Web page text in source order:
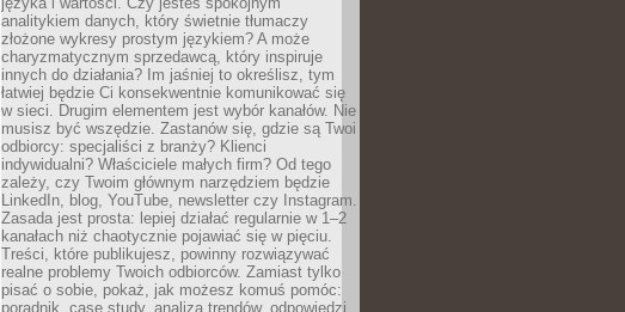
analitykiem danych, który świetnie tłumaczy
złożone wykresy prostym językiem? A może
charyzmatycznym sprzedawcą, który inspiruje
innych do działania? Im jaśniej to określisz, tym
łatwiej będzie Ci konsekwentnie komunikować się
w sieci. Drugim elementem jest wybór kanałów. Nie
musisz być wszędzie. Zastanów się, gdzie są Twoi
odbiorcy: specjaliści z branży? Klienci
indywidualni? Właściciele małych firm? Od tego
zależy, czy Twoim głównym narzędziem będzie
LinkedIn, blog, YouTube, newsletter czy Instagram.
Zasada jest prosta: lepiej działać regularnie w 1–2
kanałach niż chaotycznie pojawiać się w pięciu.
Treści, które publikujesz, powinny rozwiązywać
realne problemy Twoich odbiorców. Zamiast tylko
pisać o sobie, pokaż, jak możesz komuś pomóc:
poradnik, case study, analiza trendów, odpowiedzi